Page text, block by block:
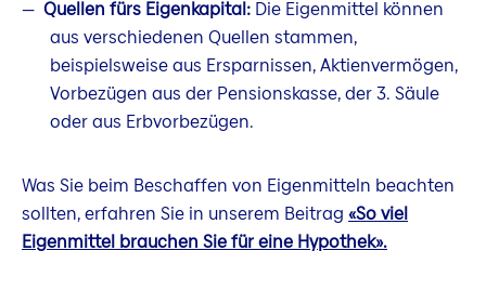
Quellen fürs Eigenkapital: Die Eigenmittel können
aus verschiedenen Quellen stammen,
beispielsweise aus Ersparnissen, Aktienvermögen,
Vorbezügen aus der Pensionskasse, der 3. Säule
oder aus Erbvorbezügen.
Was Sie beim Beschaffen von Eigenmitteln beachten
sollten, erfahren Sie in unserem Beitrag «So viel
Eigenmittel brauchen Sie für eine Hypothek».